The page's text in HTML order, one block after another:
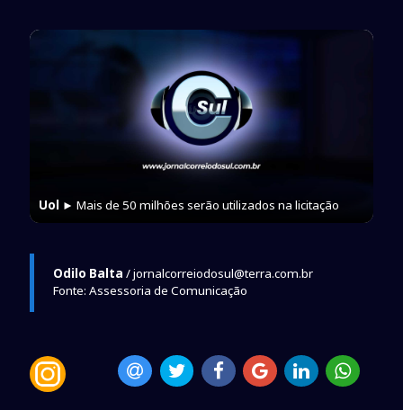
Uol ► Mais de 50 milhões serão utilizados na licitação
Odilo Balta / jornalcorreiodosul@terra.com.br
Fonte: Assessoria de Comunicação